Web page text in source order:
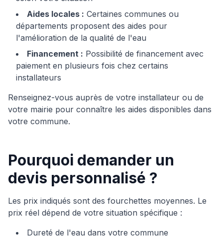
Aides locales : Certaines communes ou
départements proposent des aides pour
l'amélioration de la qualité de l'eau
Financement : Possibilité de financement avec
paiement en plusieurs fois chez certains
installateurs
Renseignez-vous auprès de votre installateur ou de
votre mairie pour connaître les aides disponibles dans
votre commune.
Pourquoi demander un
devis personnalisé ?
Les prix indiqués sont des fourchettes moyennes. Le
prix réel dépend de votre situation spécifique :
Dureté de l'eau dans votre commune